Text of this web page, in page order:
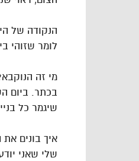
הנקודה של
לומר שזוהי
מי זה
בכתר. ביום
שיגמר כל
איך בונים
שלי שאני